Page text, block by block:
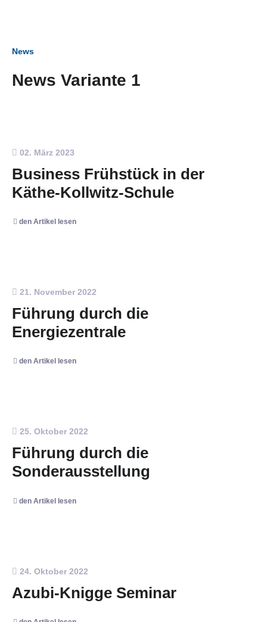
News
News Variante 1
02. März 2023
Business Frühstück in der
Käthe-Kollwitz-Schule
den Artikel lesen
21. November 2022
Führung durch die
Energiezentrale
den Artikel lesen
25. Oktober 2022
Führung durch die
Sonderausstellung
den Artikel lesen
24. Oktober 2022
Azubi-Knigge Seminar